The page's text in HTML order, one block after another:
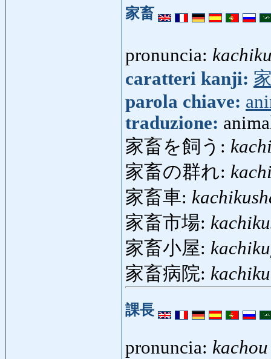
家畜
pronuncia:
caratteri kanji:
parola chiave:
traduzione:
家畜を飼う:
家畜の群れ:
家畜車:
家畜市場:
家畜小屋:
家畜病院:
課長
pronuncia: kachou